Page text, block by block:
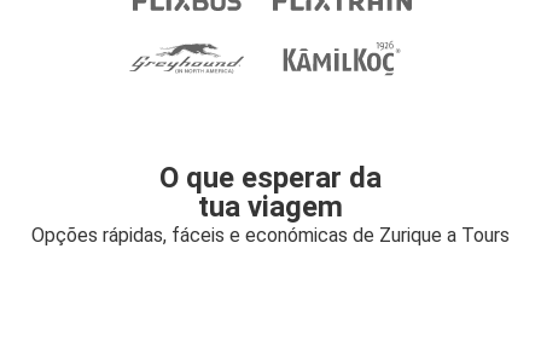
O que esperar da
tua viagem
Opções rápidas, fáceis e económicas de Zurique a Tours